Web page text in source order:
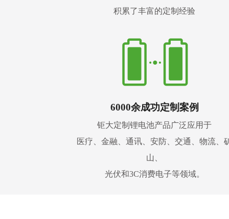
积累了丰富的定制经验
6000余成功定制案例
钜大定制锂电池产品广泛应用于
医疗、金融、通讯、安防、交通、物流、
山、
光伏和3C消费电子等领域。